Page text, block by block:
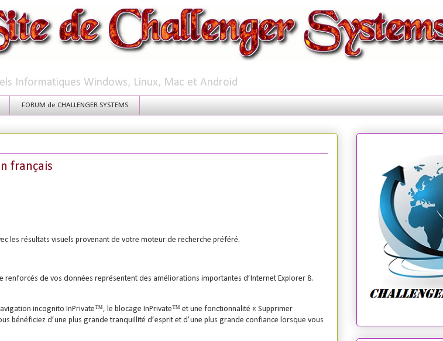
Informatiques Windows, Linux, Mac et Android
FORUM de CHALLENGER SYSTEMS
français
les résultats visuels provenant de votre moteur de recherche préféré.
de vos données représentent des améliorations importantes d’Internet Explorer 8.
incognito InPrivate™, le blocage InPrivate™ et une fonctionnalité « Supprimer
bénéficiez d’une plus grande tranquillité d’esprit et d’une plus grande confiance lorsque vous